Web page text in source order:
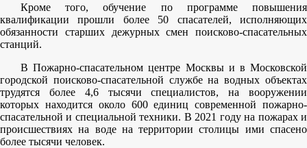
Кроме того, обучение по программе повышения
квалификации прошли более 50 спасателей, исполняющих
обязанности старших дежурных смен поисково-спасательных
станций.
В Пожарно-спасательном центре Москвы и в Московской
городской поисково-спасательной службе на водных объектах
трудятся более 4,6 тысячи специалистов, на вооружении
которых находится около 600 единиц современной пожарно-
спасательной и специальной техники. В 2021 году на пожарах и
происшествиях на воде на территории столицы ими спасено
более тысячи человек.